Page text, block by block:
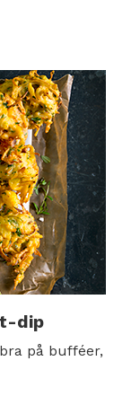
dip
på bufféer,